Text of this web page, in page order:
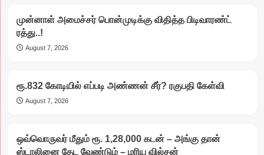
முன்னாள் அமைச்சர் பொன்முடிக்கு விதித்த பிடிவாரண்ட்
ரத்து..!
August 7, 2026
ரூ.832 கோடியில் எப்படி அண்ணன் சீர்? ரகுபதி கேள்வி
August 7, 2026
ஒவ்வொருவர் மீதும் ரூ. 1,28,000 கடன் – அங்கு தான்
ஸ்டாலினை தேட வேண்டும் – மரிய வில்சன்